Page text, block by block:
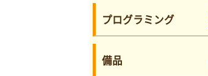
プログラミング
備品